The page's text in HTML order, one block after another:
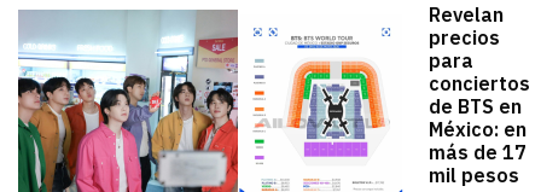
Revelan
precios
para
conciertos
de BTS en
México: en
más de 17
mil pesos